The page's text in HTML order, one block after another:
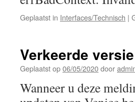
Geplaatst in Interfaces/Technisch |
Verkeerde
Geplaatst op06/05/2020door
Wanneer u deze